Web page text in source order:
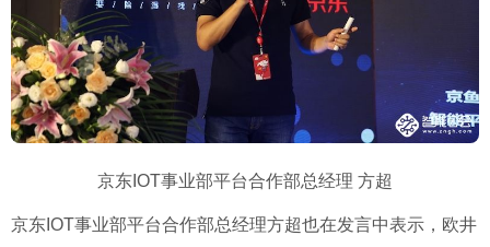
京东 IOT事业部平台合作部总经理 方超
京东 IOT事业部平台合作部总经理方超也在发言中表示，欧井